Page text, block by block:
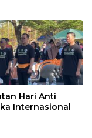
Hari Anti
Internasional